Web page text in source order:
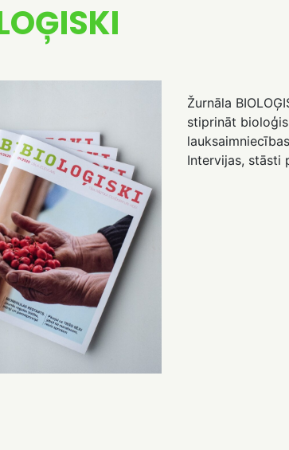
Žurnāla
stiprināt
Intervijas, stāsti